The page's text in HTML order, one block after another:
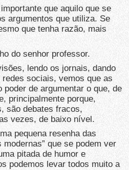
que aquilo que se
argumentos que utiliza. Se
que tenha razão, mais
do senhor professor.
lendo os jornais, dando
sociais, vemos que as
poder de argumentar o que, de
principalmente porque,
são debates fracos,
vezes, de baixo nível.
pequena resenha das
que se podem ver
pitada de humor e
podemos levar todos muito a